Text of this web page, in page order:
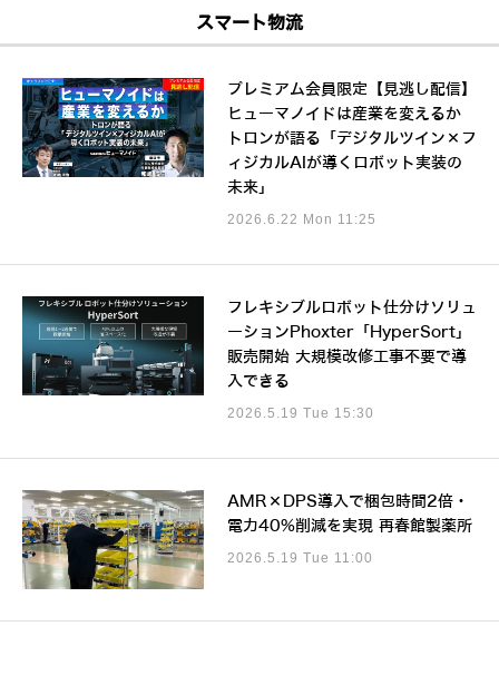
スマート物流
プレミアム会員限定【見逃し配信】
ヒューマノイドは産業を変えるか
トロンが語る「デジタルツイン×フ
ィジカルAIが導くロボット実装の
未来」
2026.6.22 Mon 11:25
フレキシブルロボット仕分けソリュ
ーションPhoxter「HyperSort」
販売開始 大規模改修工事不要で導
入できる
2026.5.19 Tue 15:30
AMR×DPS導入で梱包時間2倍・
電力40%削減を実現 再春館製薬所
2026.5.19 Tue 11:00